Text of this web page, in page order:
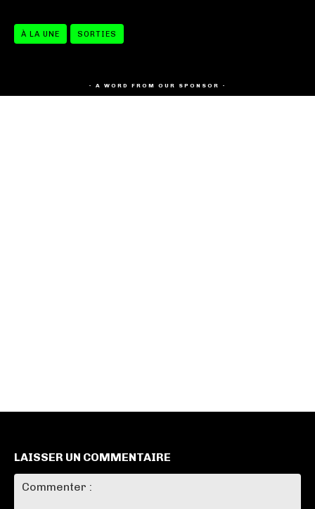
À LA UNE SORTIES
- A WORD FROM OUR SPONSOR -
LAISSER UN COMMENTAIRE